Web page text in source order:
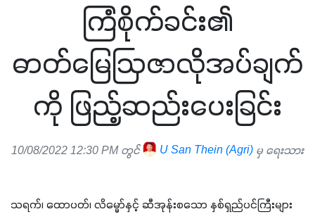
ကြံစိုက်ခင်း၏
ဓာတ်မြေဩဇာလိုအပ်ချက်
ကို ဖြည့်ဆည်းပေးခြင်း
10/08/2022 12:30 PM တွင် U San Thein (Agri) မှ ရေးသား
သရက်၊ ထောပတ်၊ လိမ္မော်နှင့် ဆီအုန်းစသော နှစ်ရှည်ပင်ကြီးများ